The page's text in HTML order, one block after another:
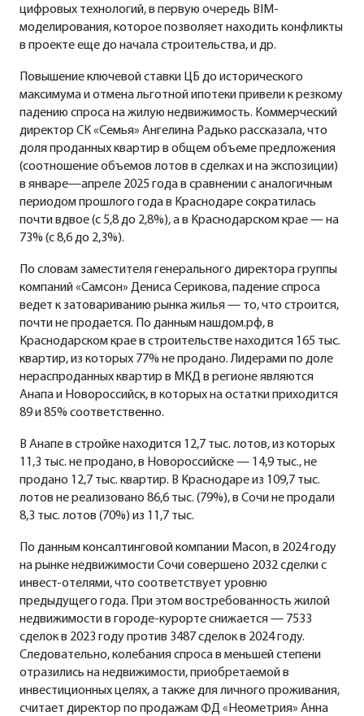
цифровых технологий, в первую очередь BIM-
моделирования, которое позволяет находить конфликты
в проекте еще до начала строительства, и др.
Повышение ключевой ставки ЦБ до исторического
максимума и отмена льготной ипотеки привели к резкому
падению спроса на жилую недвижимость. Коммерческий
директор СК «Семья» Ангелина Радько рассказала, что
доля проданных квартир в общем объеме предложения
(соотношение объемов лотов в сделках и на экспозиции)
в январе—апреле 2025 года в сравнении с аналогичным
периодом прошлого года в Краснодаре сократилась
почти вдвое (с 5,8 до 2,8%), а в Краснодарском крае — на
73% (с 8,6 до 2,3%).
По словам заместителя генерального директора группы
компаний «Самсон» Дениса Серикова, падение спроса
ведет к затовариванию рынка жилья — то, что строится,
почти не продается. По данным нашдом.рф, в
Краснодарском крае в строительстве находится 165 тыс.
квартир, из которых 77% не продано. Лидерами по доле
нераспроданных квартир в МКД в регионе являются
Анапа и Новороссийск, в которых на остатки приходится
89 и 85% соответственно.
В Анапе в стройке находится 12,7 тыс. лотов, из которых
11,3 тыс. не продано, в Новороссийске — 14,9 тыс., не
продано 12,7 тыс. квартир. В Краснодаре из 109,7 тыс.
лотов не реализовано 86,6 тыс. (79%), в Сочи не продали
8,3 тыс. лотов (70%) из 11,7 тыс.
По данным консалтинговой компании Macon, в 2024 году
на рынке недвижимости Сочи совершено 2032 сделки с
инвест-отелями, что соответствует уровню
предыдущего года. При этом востребованность жилой
недвижимости в городе-курорте снижается — 7533
сделок в 2023 году против 3487 сделок в 2024 году.
Следовательно, колебания спроса в меньшей степени
отразились на недвижимости, приобретаемой в
инвестиционных целях, а также для личного проживания,
считает директор по продажам ФД «Неометрия» Анна